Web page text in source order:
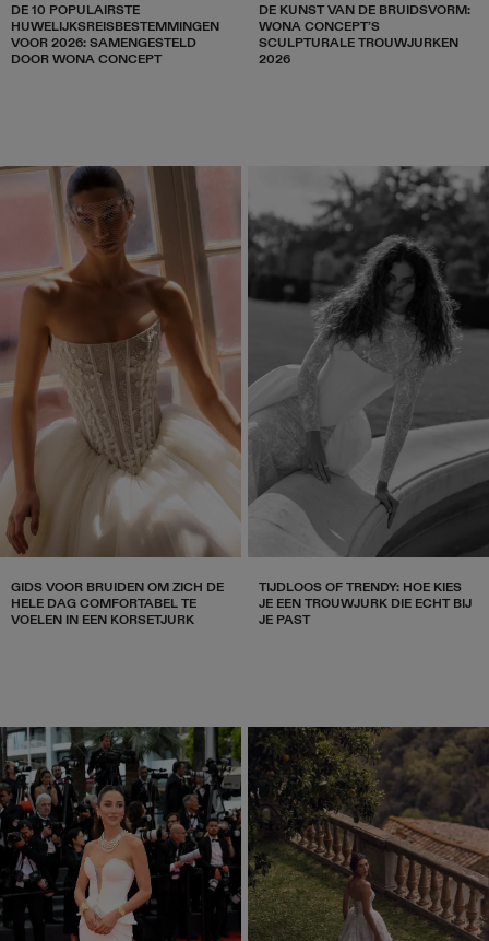
DE 10 POPULAIRSTE
HUWELIJKSREISBESTEMMINGEN
VOOR 2026: SAMENGESTELD
DOOR WONA CONCEPT
DE KUNST VAN DE BRUIDSVORM:
WONA CONCEPT’S
SCULPTURALE TROUWJURKEN
2026
GIDS VOOR BRUIDEN OM ZICH DE
HELE DAG COMFORTABEL TE
VOELEN IN EEN KORSETJURK
TIJDLOOS OF TRENDY: HOE KIES
JE EEN TROUWJURK DIE ECHT BIJ
JE PAST